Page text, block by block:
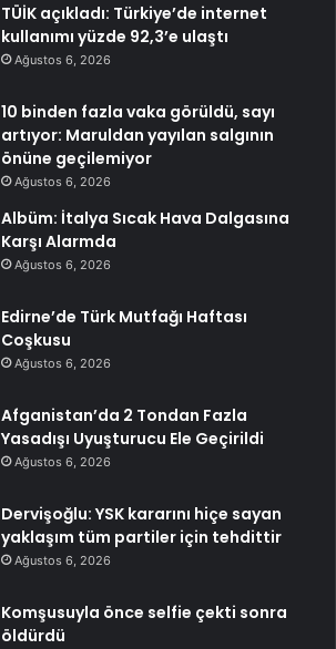
TÜİK açıkladı: Türkiye’de internet
kullanımı yüzde 92,3’e ulaştı
Ağustos 6, 2026
10 binden fazla vaka görüldü, sayı
artıyor: Maruldan yayılan salgının
önüne geçilemiyor
Ağustos 6, 2026
Albüm: İtalya Sıcak Hava Dalgasına
Karşı Alarmda
Ağustos 6, 2026
Edirne’de Türk Mutfağı Haftası
Coşkusu
Ağustos 6, 2026
Afganistan’da 2 Tondan Fazla
Yasadışı Uyuşturucu Ele Geçirildi
Ağustos 6, 2026
Dervişoğlu: YSK kararını hiçe sayan
yaklaşım tüm partiler için tehdittir
Ağustos 6, 2026
Komşusuyla önce selfie çekti sonra
öldürdü